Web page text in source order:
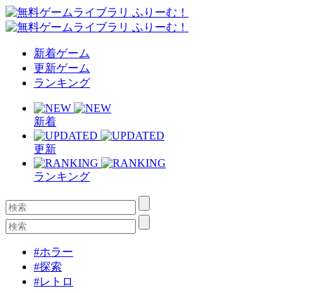
新着ゲーム
更新ゲーム
ランキング
新着
更新
ランキング
#ホラー
#探索
#レトロ